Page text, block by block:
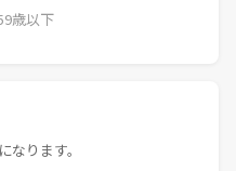
歳以下
ります。